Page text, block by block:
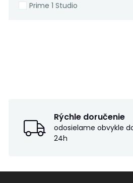
Prime 1 Studio
Rýchle doručenie
odosielame obvykle
24h